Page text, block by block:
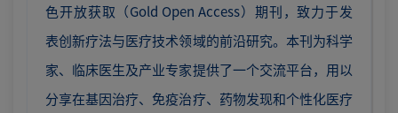
色开放获取（Gold Open Access）期刊，致力于发
表创新疗法与医疗技术领域的前沿研究。本刊为科学
家、临床医生及产业专家提供了一个交流平台，用以
分享在基因治疗、免疫治疗、药物发现和个性化医疗